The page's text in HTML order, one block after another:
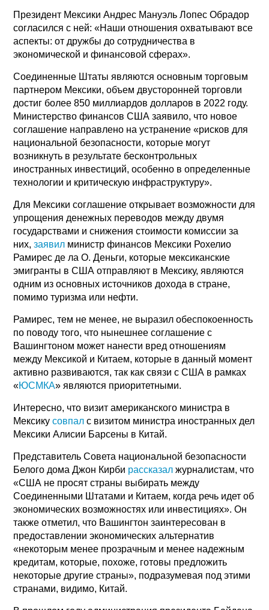
Президент Мексики Андрес Мануэль Лопес Обрадор
согласился с ней: «Наши отношения охватывают все
аспекты: от дружбы до сотрудничества в
экономической и финансовой сферах».
Соединенные Штаты являются основным торговым
партнером Мексики, объем двусторонней торговли
достиг более 850 миллиардов долларов в 2022 году.
Министерство финансов США заявило, что новое
соглашение направлено на устранение «рисков для
национальной безопасности, которые могут
возникнуть в результате бесконтрольных
иностранных инвестиций, особенно в определенные
технологии и критическую инфраструктуру».
Для Мексики соглашение открывает возможности для
упрощения денежных переводов между двумя
государствами и снижения стоимости комиссии за
них,заявил министр финансов Мексики Рохелио
Рамирес де ла О. Деньги, которые мексиканские
эмигранты в США отправляют в Мексику, являются
одним из основных источников дохода в стране,
помимо туризма или нефти.
Рамирес, тем не менее, не выразил обеспокоенность
по поводу того, что нынешнее соглашение с
Вашингтоном может нанести вред отношениям
между Мексикой и Китаем, которые в данный момент
активно развиваются, так как связи с США в рамках
«ЮСМКА» являются приоритетными.
Интересно, что визит американского министра в
Мексикусовпал с визитом министра иностранных дел
Мексики Алисии Барсены в Китай.
Представитель Совета национальной безопасности
Белого дома Джон Кирби рассказал журналистам, что
«США не просят страны выбирать между
Соединенными Штатами и Китаем, когда речь идет об
экономических возможностях или инвестициях». Он
также отметил, что Вашингтон заинтересован в
предоставлении экономических альтернатив
«некоторым менее прозрачным и менее надежным
кредитам, которые, похоже, готовы предложить
некоторые другие страны», подразумевая под этими
странами, видимо, Китай.